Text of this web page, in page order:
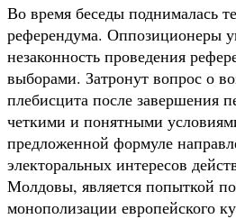
Во время беседы поднималась
референдума. Оппозиционеры
незаконность проведения
выборами. Затронут вопрос о
плебисцита после завершения
четкими и понятными
предложенной формуле
электоральных интересов
Молдовы, является попыткой
монополизации европейского